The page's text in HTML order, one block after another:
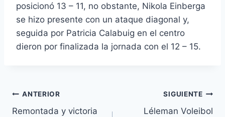
posicionó 13 – 11, no obstante, Nikola Einberga
se hizo presente con un ataque diagonal y,
seguida por Patricia Calabuig en el centro
dieron por finalizada la jornada con el 12 – 15.
ANTERIOR
Remontada y victoria
SIGUIENTE
Léleman Voleibol